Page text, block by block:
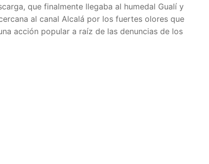
que finalmente llegaba al humedal Gualí y
al canal Alcalá por los fuertes olores que
acción popular a raíz de las denuncias de los